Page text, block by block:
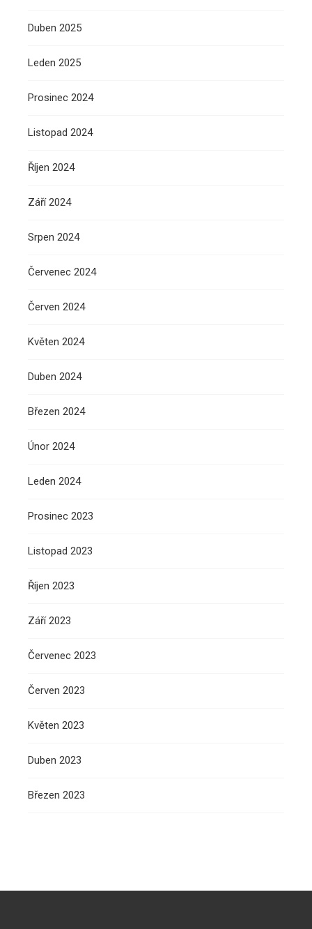
Duben 2025
Leden 2025
Prosinec 2024
Listopad 2024
Říjen 2024
Září 2024
Srpen 2024
Červenec 2024
Červen 2024
Květen 2024
Duben 2024
Březen 2024
Únor 2024
Leden 2024
Prosinec 2023
Listopad 2023
Říjen 2023
Září 2023
Červenec 2023
Červen 2023
Květen 2023
Duben 2023
Březen 2023